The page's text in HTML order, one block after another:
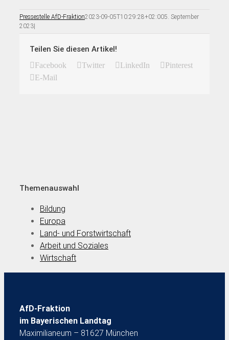
Pressestelle AfD-Fraktion2023-09-05T10:29:28+02:005. September
2023|
Teilen Sie diesen Artikel!
Facebook Twitter LinkedIn
Pinterest
E-Mail
Themenauswahl
Bildung
Europa
Land- und Forstwirtschaft
Arbeit und Soziales
Wirtschaft
AfD-Fraktion
im Bayerischen Landtag
Maximilianeum – 81627 München